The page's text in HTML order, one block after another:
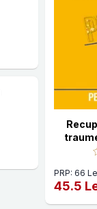
PRP: 66
45.5